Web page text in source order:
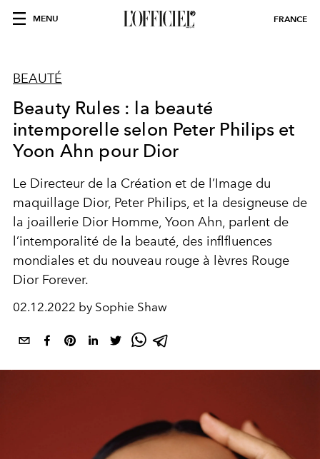
MENU FRANCE
BEAUTÉ
Beauty Rules : la beauté
intemporelle selon Peter Philips et
Yoon Ahn pour Dior
Le Directeur de la Création et de l’Image du
maquillage Dior, Peter Philips, et la designeuse de
la joaillerie Dior Homme, Yoon Ahn, parlent de
l’intemporalité de la beauté, des inflfluences
mondiales et du nouveau rouge à lèvres Rouge
Dior Forever.
02.12.2022 by Sophie Shaw